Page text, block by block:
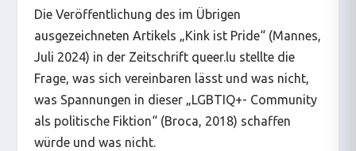
Die Veröffentlichung des im Übrigen
ausgezeichneten Artikels „Kink ist Pride“ (Mannes,
Juli 2024) in der Zeitschrift queer.lu stellte die
Frage, was sich vereinbaren lässt und was nicht,
was Spannungen in dieser „LGBTIQ+- Community
als politische Fiktion“ (Broca, 2018) schaffen
würde und was nicht.